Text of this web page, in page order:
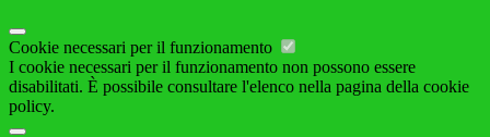
Cookie necessari per il funzionamento
I cookie necessari per il funzionamento non possono essere
disabilitati. È possibile consultare l'elenco nella pagina della cookie
policy.